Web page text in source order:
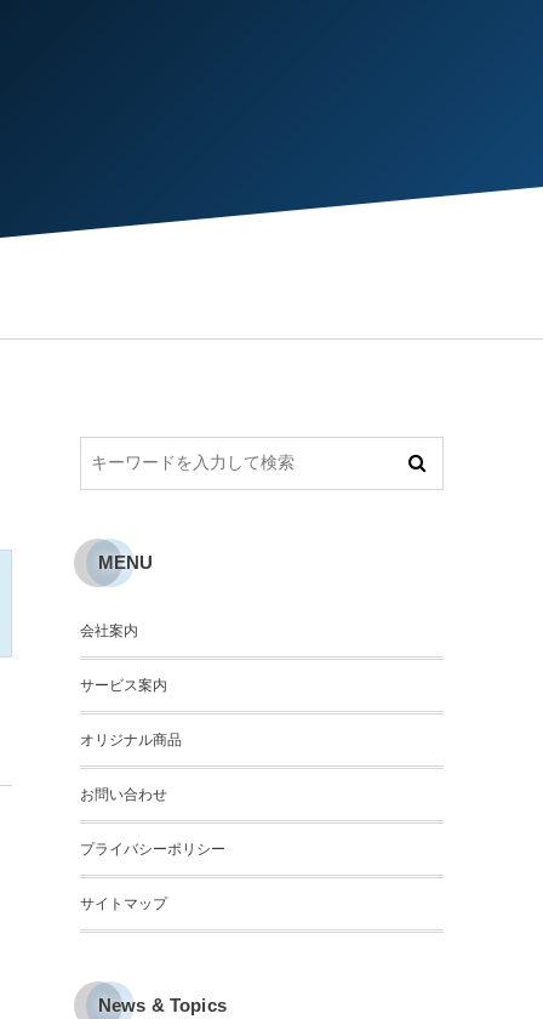
MENU
会社案内
サービス案内
オリジナル商品
お問い合わせ
プライバシーポリシー
サイトマップ
News & Topics